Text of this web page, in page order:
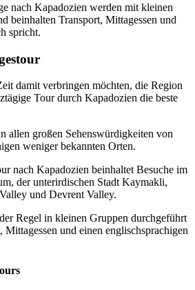
nach Kapadozien werden mit kleinen
beinhalten Transport, Mittagessen und
spricht.
damit verbringen möchten, die Region
Tour durch Kapadozien die beste
allen großen Sehenswürdigkeiten von
weniger bekannten Orten.
nach Kapadozien beinhaltet Besuche im
der unterirdischen Stadt Kaymakli,
und Devrent Valley.
Regel in kleinen Gruppen durchgeführt
Mittagessen und einen englischsprachigen